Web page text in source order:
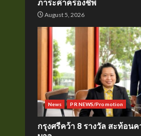
ภาระค่าครองชีพ
August 5, 2026
News PR NEWS/Promotion
กรุงศรีคว้า 8 รางวัล สะท้อน